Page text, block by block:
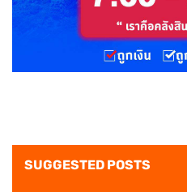
SUGGESTED POSTS